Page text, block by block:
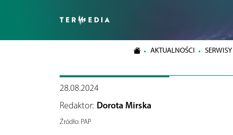
AKTUALNOŚCI SERWISY
28.08.2024
Redaktor: Dorota Mirska
Źródło:PAP